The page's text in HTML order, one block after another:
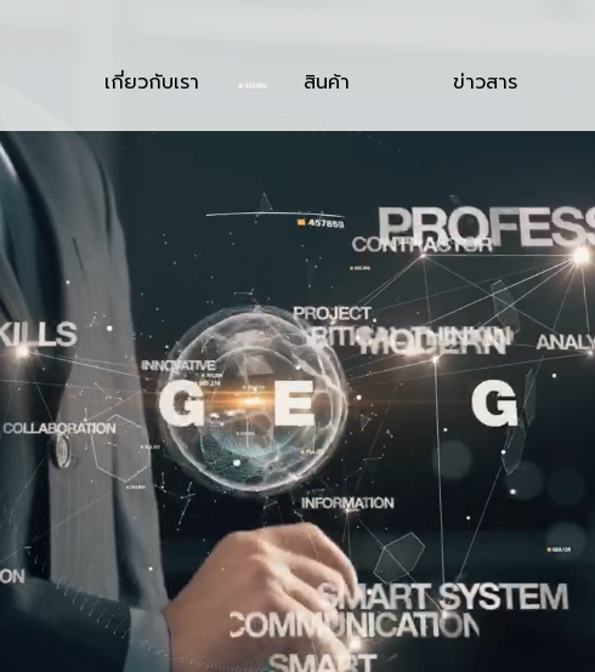
เกี่ยวกับเรา สินค้า ข่าวสาร